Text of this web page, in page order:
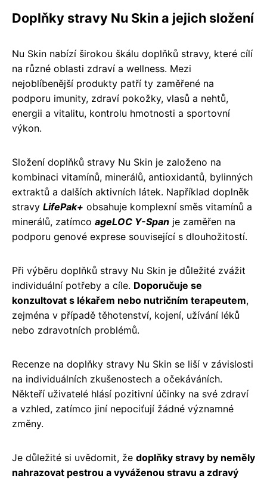
Doplňky stravy Nu Skin a jejich složení
Nu Skin nabízí širokou škálu doplňků stravy, které cílí
na různé oblasti zdraví a wellness. Mezi
nejoblíbenější produkty patří ty zaměřené na
podporu imunity, zdraví pokožky, vlasů a nehtů,
energii a vitalitu, kontrolu hmotnosti a sportovní
výkon.
Složení doplňků stravy Nu Skin je založeno na
kombinaci vitamínů, minerálů, antioxidantů, bylinných
extraktů a dalších aktivních látek. Například doplněk
stravy LifePak+ obsahuje komplexní směs vitamínů a
minerálů, zatímco ageLOC Y-Span je zaměřen na
podporu genové exprese související s dlouhožitostí.
Při výběru doplňků stravy Nu Skin je důležité zvážit
individuální potřeby a cíle. Doporučuje se
konzultovat s lékařem nebo nutričním terapeutem,
zejména v případě těhotenství, kojení, užívání léků
nebo zdravotních problémů.
Recenze na doplňky stravy Nu Skin se liší v závislosti
na individuálních zkušenostech a očekáváních.
Někteří uživatelé hlásí pozitivní účinky na své zdraví
a vzhled, zatímco jiní nepociťují žádné významné
změny.
Je důležité si uvědomit, že doplňky stravy by neměly
nahrazovat pestrou a vyváženou stravu a zdravý